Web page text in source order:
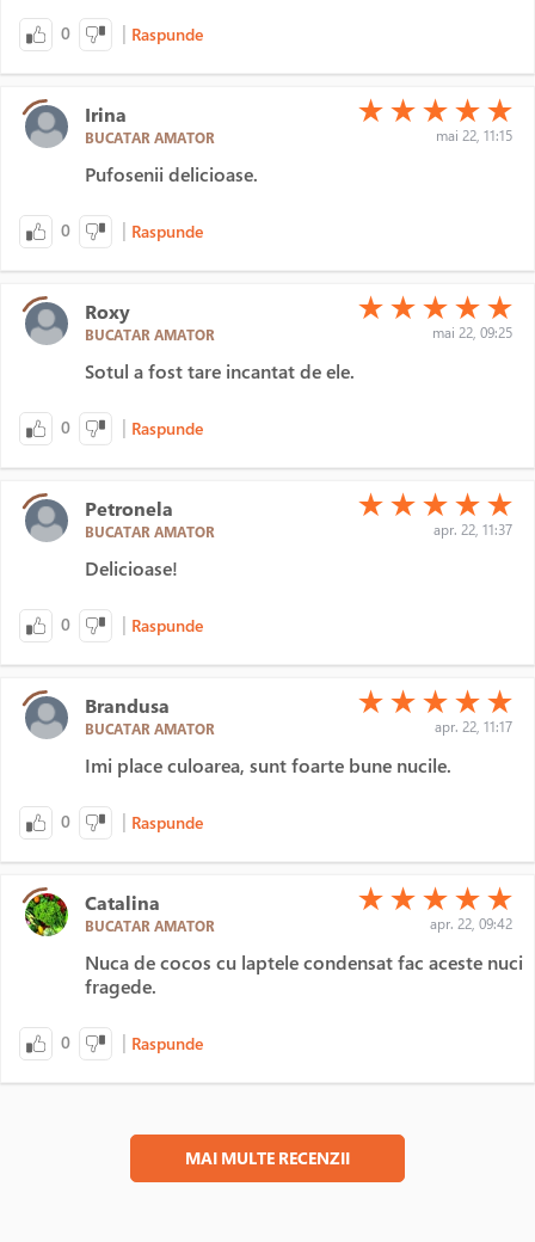
0 | Raspunde
Irina
BUCATAR AMATOR
(*)
★ (*)
★ (*)
★ (*)
★ (*)
★
mai 22, 11:15
Pufosenii delicioase.
0 | Raspunde
Roxy
BUCATAR AMATOR
(*)
★ (*)
★ (*)
★ (*)
★ (*)
★
mai 22, 09:25
Sotul a fost tare incantat de ele.
0 | Raspunde
Petronela
BUCATAR AMATOR
(*)
★ (*)
★ (*)
★ (*)
★ (*)
★
apr. 22, 11:37
Delicioase!
0 | Raspunde
Brandusa
BUCATAR AMATOR
(*)
★ (*)
★ (*)
★ (*)
★ (*)
★
apr. 22, 11:17
Imi place culoarea, sunt foarte bune nucile.
0 | Raspunde
Catalina
BUCATAR AMATOR
(*)
★ (*)
★ (*)
★ (*)
★ (*)
★
apr. 22, 09:42
Nuca de cocos cu laptele condensat fac aceste nuci
fragede.
0 | Raspunde
MAI MULTE RECENZII